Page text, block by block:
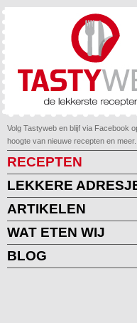
Volg Tastyweb en blijf via Facebook
hoogte van nieuwe recepten en meer.
RECEPTEN
LEKKERE
ARTIKELEN
WAT ETEN WIJ
BLOG